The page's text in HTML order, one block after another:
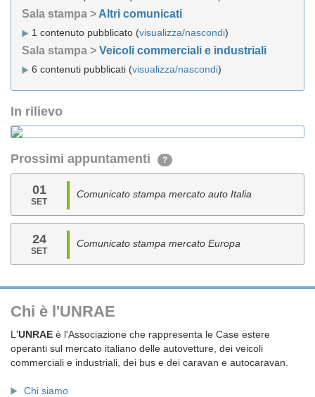
Sala stampa > Altri comunicati
1 contenuto pubblicato (visualizza/nascondi)
Sala stampa > Veicoli commerciali e industriali
6 contenuti pubblicati (visualizza/nascondi)
In rilievo
Prossimi appuntamenti ?
01
SET
Comunicato stampa mercato auto Italia
24
SET
Comunicato stampa mercato Europa
Chi è l'UNRAE
L'UNRAE è l'Associazione che rappresenta le Case estere
operanti sul mercato italiano delle autovetture, dei veicoli
commerciali e industriali, dei bus e dei caravan e autocaravan.
Chi siamo